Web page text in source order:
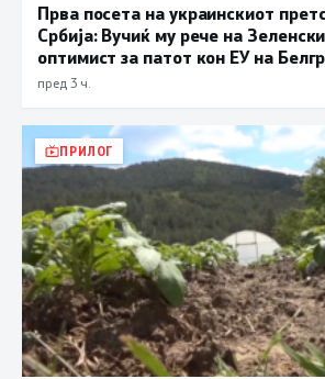
Прва посета на украинскиот
Србија: Вучиќ му рече на
оптимист за патот кон ЕУ на
пред 3 ч.
ПРИЛОГ